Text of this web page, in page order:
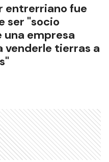
entrerriano fue
ser "socio
una empresa
venderle tierras a